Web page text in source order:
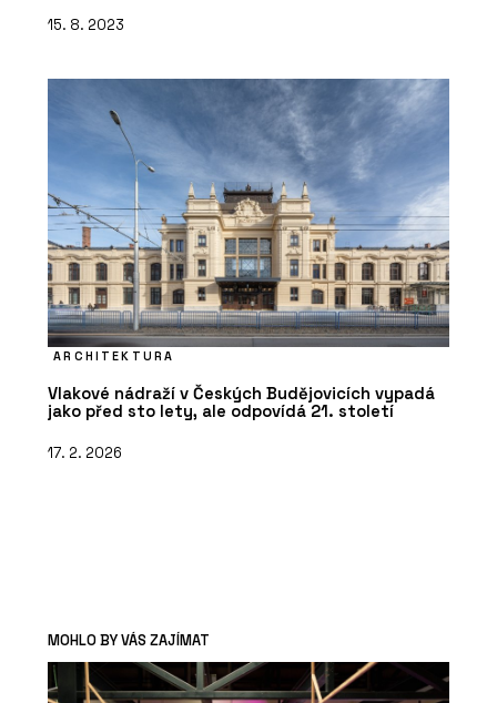
15. 8. 2023
ARCHITEKTURA
Vlakové nádraží v Českých Budějovicích vypadá
jako před sto lety, ale odpovídá 21. století
17. 2. 2026
MOHLO BY VÁS ZAJÍMAT